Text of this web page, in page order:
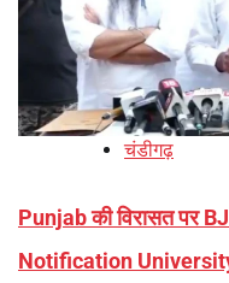
चंडीगढ़
Punjab की विरासत पर
Notification